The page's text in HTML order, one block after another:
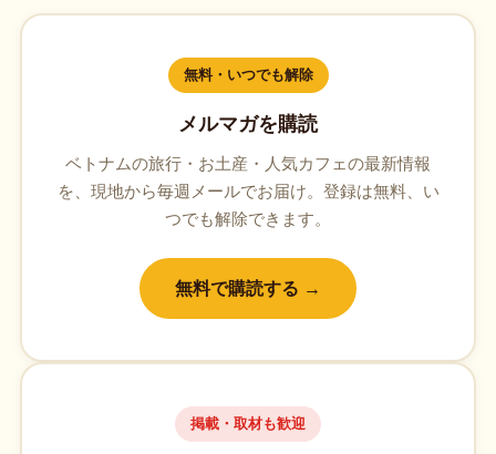
無料・いつでも解除
メルマガを購読
ベトナムの旅行・お土産・人気カフェの最新情報
を、現地から毎週メールでお届け。登録は無料、い
つでも解除できます。
無料で購読する →
掲載・取材も歓迎